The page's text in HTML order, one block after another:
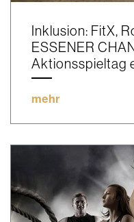
Inklusion: FitX,
ESSENER
Aktionsspieltag
mehr